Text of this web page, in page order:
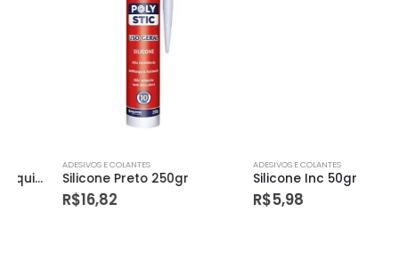
ADESIVOS E COLANTES
Silicone Preto 250gr
16,82
ADESIVOS E COLANTES
Silicone Inc 50gr
5,98